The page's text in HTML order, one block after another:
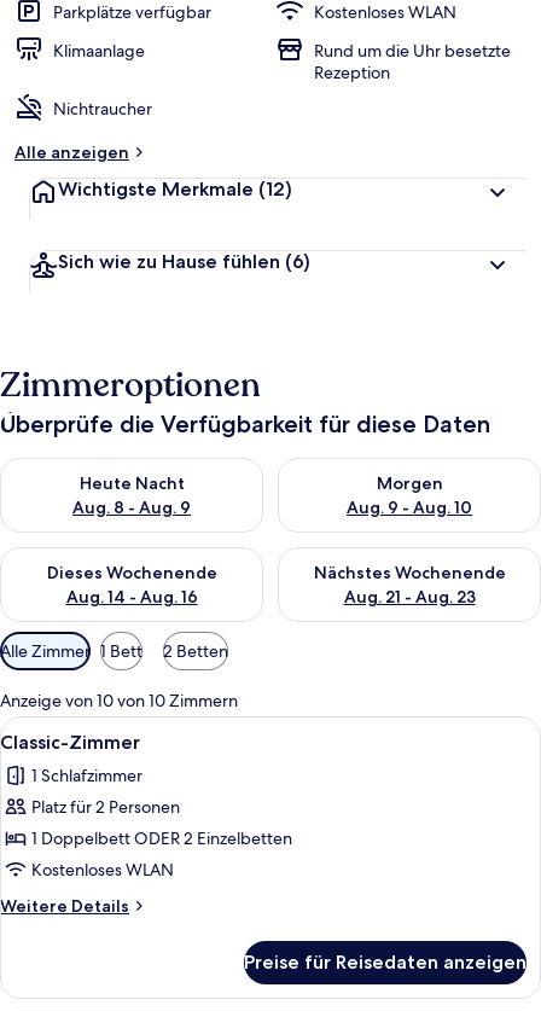
Parkplätze verfügbar
Kostenloses WLAN
Klimaanlage
Rund um die Uhr besetzte
Rezeption
Nichtraucher
Alle anzeigen
Wichtigste Merkmale (12)
Sich wie zu Hause fühlen (6)
Zimmeroptionen
Überprüfe die Verfügbarkeit für diese Daten
Heute Nacht
Aug. 8 - Aug. 9
Überprüfe die Verfügbarkeit für heute Nacht, Aug. 8 - Aug. 9.
Morgen
Aug. 9 - Aug. 10
Überprüfe die Verfügbarkeit
Dieses Wochenende
Aug. 14 - Aug. 16
Überprüfe die Verfügbarkeit für dieses Wochenende, Aug. 14
Nächstes Wochenende
Aug. 21 - Aug. 23
Überprüfe die Verfügbarkeit
Verfügbare
Filter
für
Zimmer
Alle Zimmer 1 Bett 2 Betten
Anzeige von 10 von 10 Zimmern
Alle
Fotos
für
Classic-
Zimmer
anzeigen
Ein ordentlich gemachtes Bett mit
13
Classic-Zimmer
1 Schlafzimmer
Platz für 2 Personen
1 Doppelbett ODER 2 Einzelbetten
Kostenloses WLAN
Weitere Details
Weitere
Zimmer
Preise für Reisedaten anzeigen